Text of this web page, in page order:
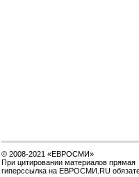
© 2008-2021 «ЕВРОСМИ»
При цитировании материалов прямая
гиперссылка на ЕВРОСМИ.RU